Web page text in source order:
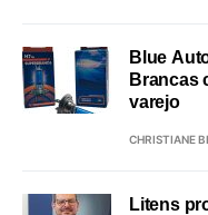
Blue
Brancas
varejo
CHRISTIANE
Litens